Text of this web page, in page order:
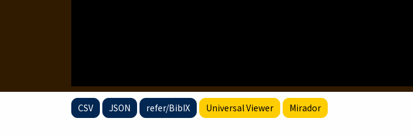
CSV JSON refer/BibIX Universal Viewer Mirador